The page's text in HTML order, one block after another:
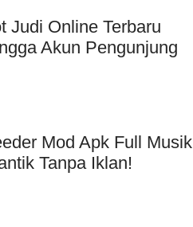
Judi Online Terbaru
Akun Pengunjung
Mod Apk Full Musik
Tanpa Iklan!